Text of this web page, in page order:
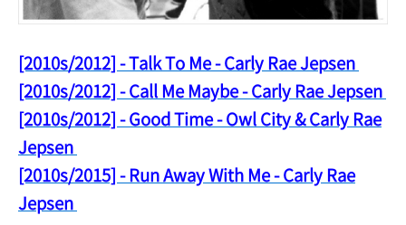
[2010s/2012] - Talk To Me - Carly Rae Jepsen
[2010s/2012] - Call Me Maybe - Carly Rae Jepsen
[2010s/2012] - Good Time - Owl City & Carly Rae
Jepsen
[2010s/2015] - Run Away With Me - Carly Rae
Jepsen